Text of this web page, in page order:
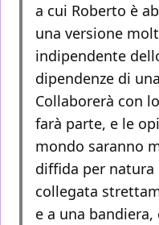
a cui Roberto è
una versione
indipendente
dipendenze di
Collaborerà con
farà parte, e le
mondo saranno
diffida per natura
collegata
e a una